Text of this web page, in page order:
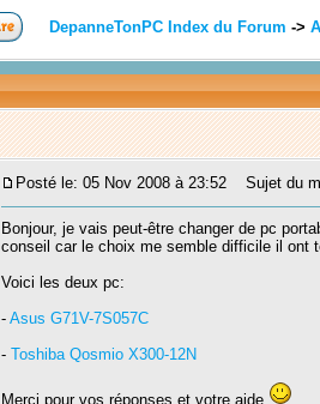
DepanneTonPC Index du Forum ->
Posté le: 05 Nov 2008 à 23:52 Sujet du
Bonjour, je vais peut-être changer de pc
conseil car le choix me semble difficile il ont
Voici les deux pc:
-Asus G71V-7S057C
-Toshiba Qosmio X300-12N
Merci pour vos réponses et votre aide